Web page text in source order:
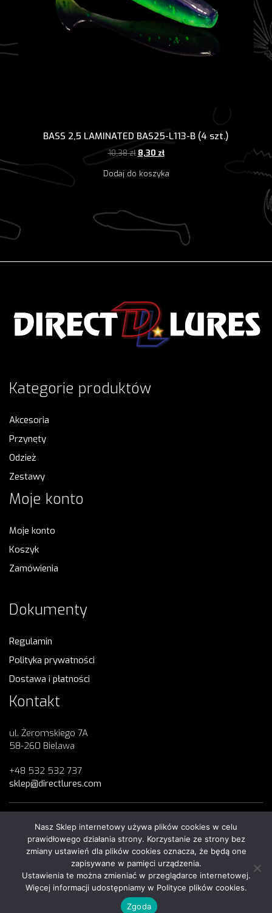
BASS 2,5 LAMINATED BAS25-L113-B (4 szt.)
10,38zł Pierwotna
wynosiła:
8,30 złAktualna
wynosi:
Dodaj do koszyka
Kategorie produktów
Akcesoria
Przynęty
Odzież
Zestawy
Moje konto
Moje konto
Koszyk
Zamówienia
Dokumenty
Regulamin
Polityka prywatności
Dostawa i płatności
Kontakt
ul. Żeromskiego 7A
58-260 Bielawa
+48 532 532 737
sklep@directlures.com
Copyright 2023Direct Lures© All Rights Reserved
Regulamin Polityka prywatności
Nasz Sklep internetowy używa plików cookies w celu
prawidłowego działania strony. Korzystanie ze strony bez
zmiany ustawień dla plików cookies oznacza, że będą one
zapisywane w pamięci urządzenia.
Ustawienia te można zmieniać w przeglądarce internetowej.
Więcej informacji udostępniamy w Polityce plików cookies.
Zgoda